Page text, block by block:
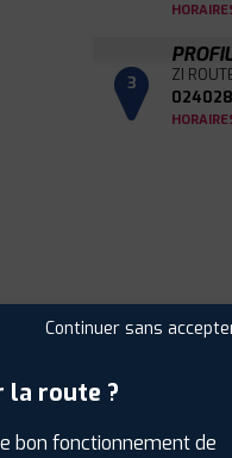
3 ZI
Continuer sans
la route ?
bon fonctionnement de